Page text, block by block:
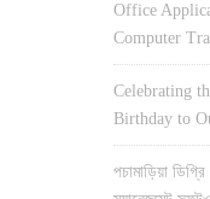
Office
Computer
Celebrating
Birthday to
পচামাড়িয়া